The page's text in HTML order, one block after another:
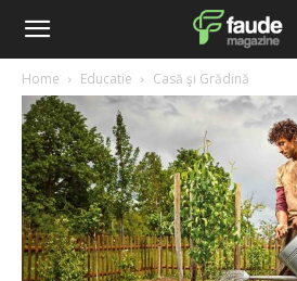
Home Educatie Casă şi Grădină